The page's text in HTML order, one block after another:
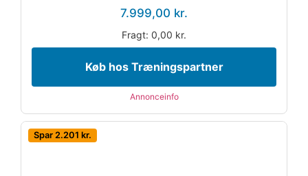
7.999,00 kr.
Fragt: 0,00 kr.
Køb hos Træningspartner
Annonceinfo
Spar 2.201 kr.